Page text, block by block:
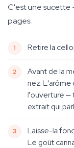
C'est une sucette
pages.
Retire la
Avant de la
nez. L'arôme
l'ouverture —
extrait qui
Laisse-la
Le goût